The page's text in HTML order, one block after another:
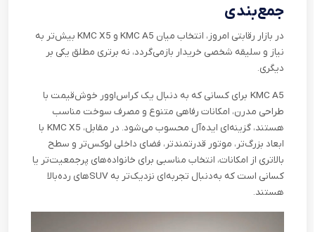
جمع‌بندی
در بازار رقابتی امروز، انتخاب میان KMC A5 و KMC X5 بیشتر به
نیاز و سلیقه شخصی خریدار بازمی‌گردد، نه برتری مطلق یکی بر
دیگری.
KMC A5 برای کسانی که به دنبال یک کراس‌اوور خوش‌قیمت با
طراحی مدرن، امکانات رفاهی متنوع و مصرف سوخت مناسب
هستند، گزینه‌ای ایده‌آل محسوب می‌شود. در مقابل، KMC X5 با
ابعاد بزرگ‌تر، موتور قدرتمندتر، فضای داخلی لوکس‌تر و سطح
بالاتری از امکانات، انتخاب مناسبی برای خانواده‌های پرجمعیت‌تر یا
کسانی است که به‌دنبال تجربه‌ای نزدیک‌تر به SUVهای رده‌بالا
هستند.